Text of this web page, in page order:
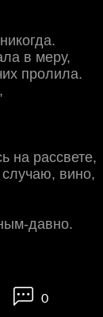
в меру,
пролила.
на рассвете,
вино,
давно.
0